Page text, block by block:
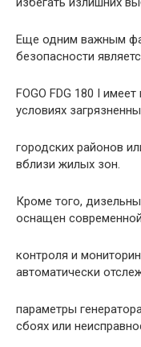
Еще одним важным
безопасности
FOGO FDG 180 I
условиях
городских районов
вблизи жилых зон.
Кроме того,
оснащен
контроля и
автоматически
параметры
сбоях или